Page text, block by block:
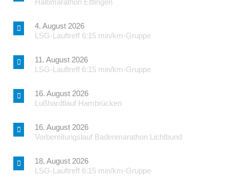
Halbmarathon Ettlingen
4. August 2026
LSG-Lauftreff 6:15 min/km-Gruppe
11. August 2026
LSG-Lauftreff 6:15 min/km-Gruppe
16. August 2026
Lußhardtlauf Hambrücken
16. August 2026
Vorbereitungslauf Badenmarathon Lichtbund
18. August 2026
LSG-Lauftreff 6:15 min/km-Gruppe